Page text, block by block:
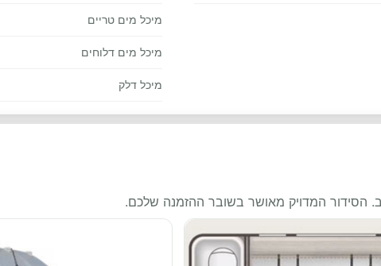
מיכל מים טריים
מיכל מים דלוחים
מיכל דלק
הסידור המדויק מאושר בשובר ההזמנה שלכם.